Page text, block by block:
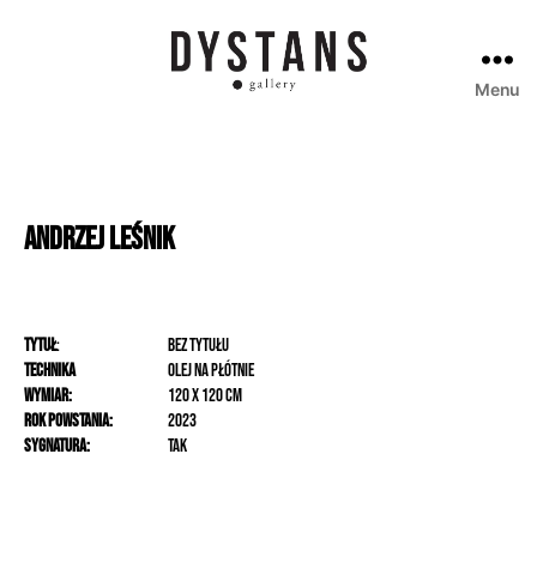
Menu
AndrzejLeśnik
Tytuł:
Bez tytułu
Technika
olej na płótnie
Wymiar:
120 x 120 cm
Rok powstania:
2023
Sygnatura:
Tak